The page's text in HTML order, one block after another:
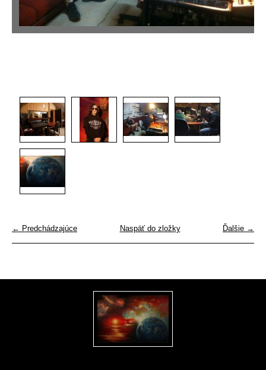
← Predchádzajúce Ďalšie →
Naspäť do zložky